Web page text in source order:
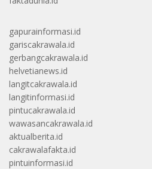
gapurainformasi.id
gariscakrawala.id
gerbangcakrawala.id
helvetianews.id
langitcakrawala.id
langitinformasi.id
pintucakrawala.id
wawasancakrawala.id
aktualberita.id
cakrawalafakta.id
pintuinformasi.id